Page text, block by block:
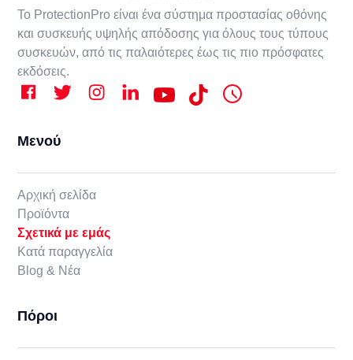
Το ProtectionPro είναι ένα σύστημα προστασίας οθόνης
και συσκευής υψηλής απόδοσης για όλους τους τύπους
συσκευών, από τις παλαιότερες έως τις πιο πρόσφατες
εκδόσεις.
Μενού
Αρχική σελίδα
Προϊόντα
Σχετικά με εμάς
Κατά παραγγελία
Blog & Νέα
Πόροι